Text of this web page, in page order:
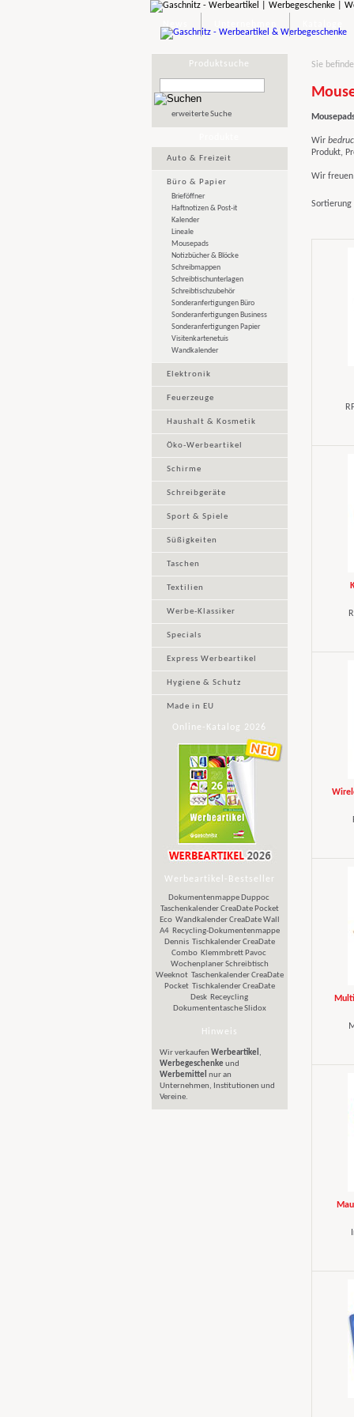
Produktsuche
erweiterte Suche
Auto & Freizeit
Büro & Papier
Brieföffner
Haftnotizen & Post-it
Kalender
Lineale
Mousepads
Notizbücher & Blöcke
Schreibmappen
Schreibtischunterlagen
Schreibtischzubehör
Sonderanfertigungen Büro
Sonderanfertigungen Business
Sonderanfertigungen Papier
Visitenkartenetuis
Wandkalender
Elektronik
Feuerzeuge
Haushalt & Kosmetik
Öko-Werbeartikel
Schirme
Schreibgeräte
Sport & Spiele
Süßigkeiten
Taschen
Textilien
Werbe-Klassiker
Specials
Express Werbeartikel
Hygiene & Schutz
Made in EU
Online-Katalog 2026
Werbeartikel-Bestseller
Dokumentenmappe Duppoc
Taschenkalender CreaDate Pocket
Eco Wandkalender CreaDate Wall
A4 Recycling-Dokumentenmappe
Dennis Tischkalender CreaDate
Combo Klemmbrett Pavoc
Wochenplaner Schreibtisch
Weeknot Taschenkalender CreaDate
Pocket Tischkalender CreaDate
Desk Receycling
Dokumententasche Slidox
Hinweis
Wir verkaufen Werbeartikel ,
Werbegeschenkeund
Werbemittel nur an
Unternehmen, Institutionen und
Vereine.
Sie
Wir
Produkt,
Wir
Sortierung